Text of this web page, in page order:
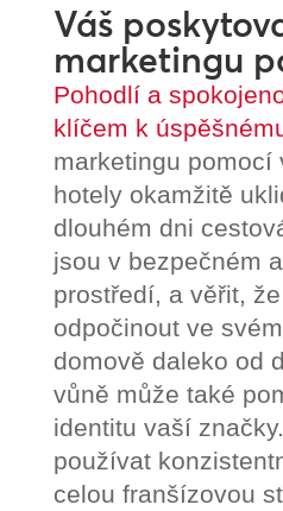
Váš
marketingu
Pohodlí a
klíčem k
marketingu pomocí
hotely okamžitě
dlouhém dni
jsou v bezpečném
prostředí, a věřit,
odpočinout ve
domově daleko od
vůně může také
identitu vaší
používat
celou franšízovou